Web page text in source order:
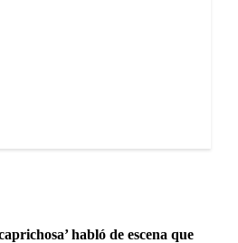
habló de escena que